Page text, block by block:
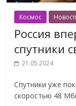
Космос
Россия
спутники
21.05.2024
Спутники уже
скоростью 48